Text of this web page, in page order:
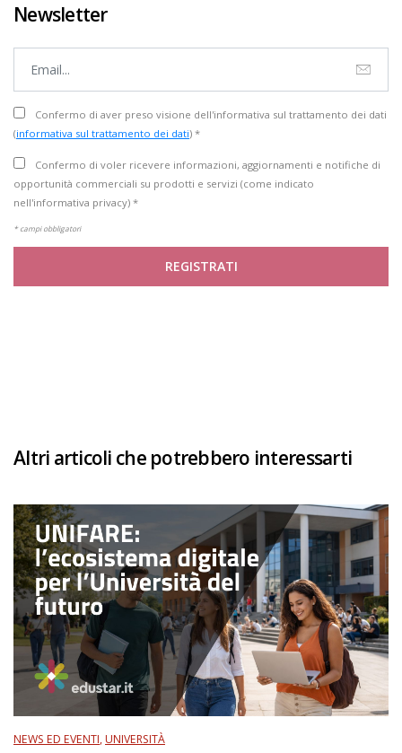
Newsletter
Confermo di aver preso visione dell'informativa sul trattamento dei dati
(informativa sul trattamento dei dati) *
Confermo di voler ricevere informazioni, aggiornamenti e notifiche di
opportunità commerciali su prodotti e servizi (come indicato
nell'informativa privacy) *
* campi obbligatori
REGISTRATI
Altri articoli che potrebbero interessarti
NEWS ED EVENTI,UNIVERSITÀ